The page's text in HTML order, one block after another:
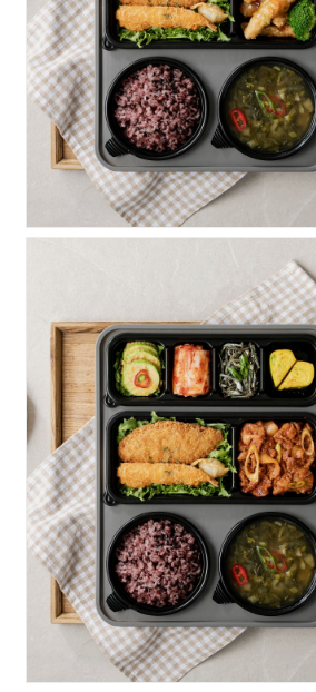
알찬)고루탕수육
알찬)고추장불고기